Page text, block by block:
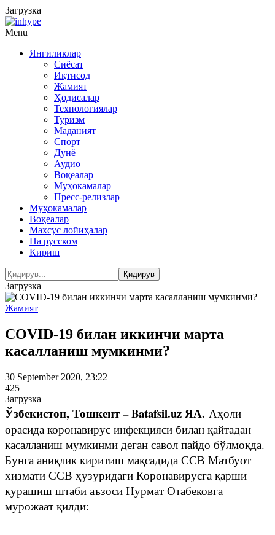
Загрузка
Menu
Янгиликлар
Сиёсат
Иқтисод
Жамият
Ҳодисалар
Технологиялар
Туризм
Маданият
Спорт
Дунё
Аудио
Воқеалар
Муҳокамалар
Пресс-релизлар
Муҳокамалар
Воқеалар
Махсус лойиҳалар
На русском
Кириш
Загрузка
Жамият
COVID-19 билан иккинчи марта
касалланиш мумкинми?
30 September 2020, 23:22
425
Загрузка
Ўзбекистон, Тошкент – Batafsil.uz ЯА. Аҳоли
орасида коронавирус инфекцияси билан қайтадан
касалланиш мумкинми деган савол пайдо бўлмоқда.
Бунга аниқлик киритиш мақсадида ССВ Матбуот
хизмати ССВ ҳузуридаги Коронавирусга қарши
курашиш штаби аъзоси Нурмат Отабековга
мурожаат қилди: